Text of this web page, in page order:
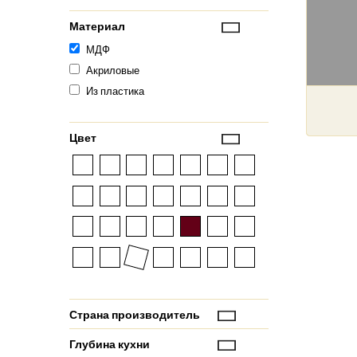
Материал
МДФ
Акриловые
Из пластика
Цвет
Страна производитель
Глубина кухни